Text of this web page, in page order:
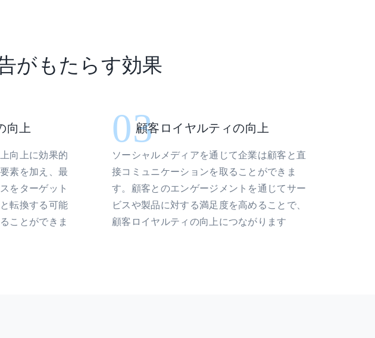
がもたらす効果
向上
向上に効果的
素を加え、最
をターゲット
転換する可能
ことができま
03顧客ロイヤルティの向上
ソーシャルメディアを通じて企業は顧客と直
接コミュニケーションを取ることができま
す。顧客とのエンゲージメントを通じてサー
ビスや製品に対する満足度を高めることで、
顧客ロイヤルティの向上につながります